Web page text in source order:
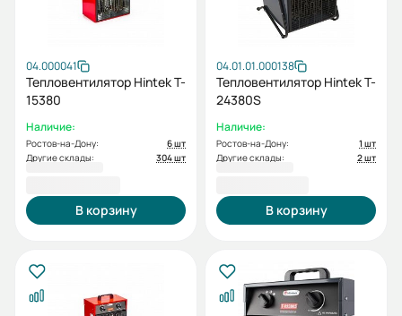
04.000041
Тепловентилятор Hintek T-
15380
Наличие:
Ростов-на-Дону:
6 шт
Другие склады:
304 шт
В корзину
04.01.01.000138
Тепловентилятор Hintek T-
24380S
Наличие:
Ростов-на-Дону:
1 шт
Другие склады:
2 шт
В корзину